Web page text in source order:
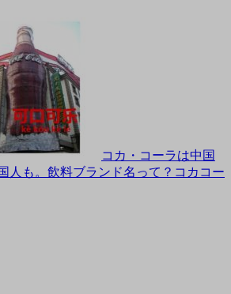
コカ・コーラは中国
人も。飲料ブランド名って？コカコー